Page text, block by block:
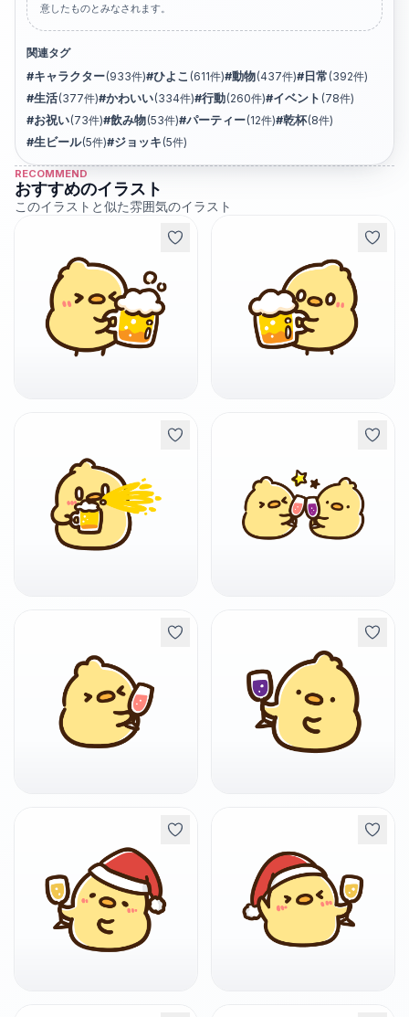
意したものとみなされます。
関連タグ
#キャラクター(933件)#ひよこ (611件)#動物(437件)# 日常 (392件)
#生活(377件)#かわいい(334件)#行動(260件)#イベント (78件)
#お祝い(73件)#飲み物(53件)#パーティー(12件)#乾杯(8件)
#生ビール(5件)#ジョッキ (5件)
RECOMMEND
おすすめのイラスト
このイラストと似た雰囲気のイラスト